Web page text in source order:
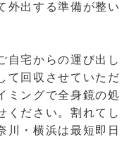
外出する準備が整い
自宅からの運び出し
て回収させていただ
ミングで全身鏡の処
ください。割れてし
川・横浜は最短即日